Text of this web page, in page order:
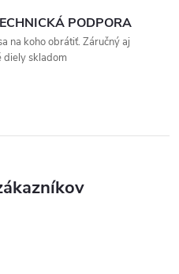
PODPORA
na koho obrátiť. Záručný aj
diely skladom